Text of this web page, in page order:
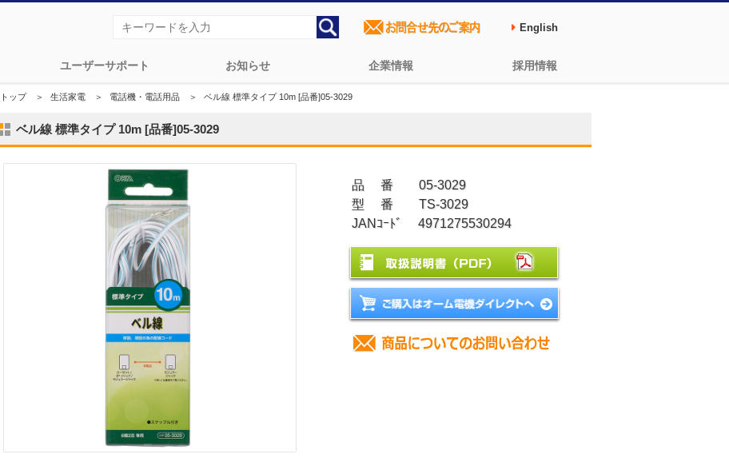
ユーザーサポート お知らせ 企業情報 採用情報
English
トップ＞ 生活家電 ＞ 電話機・電話用品 ＞ ベル線 標準タイプ 10m [品番]05-3029
ベル線 標準タイプ 10m [品番]05-3029
品 番 05-3029
型 番 TS-3029
JANｺｰﾄﾞ 4971275530294